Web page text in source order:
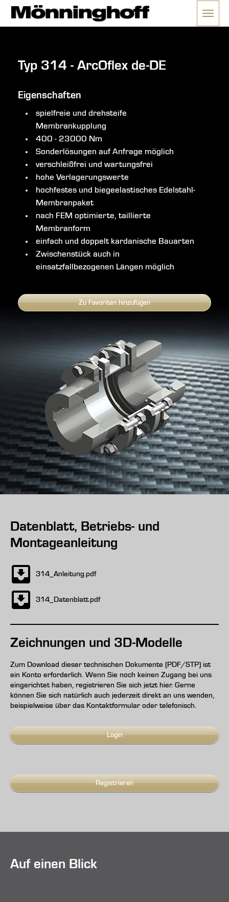
Menü
Typ 314 - ArcOflex de-DE
Eigenschaften
spielfreie und drehsteife
Membrankupplung
400 - 23000 Nm
Sonderlösungen auf Anfrage möglich
verschleißfrei und wartungsfrei
hohe Verlagerungswerte
hochfestes und biegeelastisches Edelstahl-
Membranpaket
nach FEM optimierte, taillierte
Membranform
einfach und doppelt kardanische Bauarten
Zwischenstück auch in
einsatzfallbezogenen Längen möglich
Zu Favoriten hinzufügen
Datenblatt, Betriebs- und
Montageanleitung
314_Anleitung.pdf
314_Datenblatt.pdf
Zeichnungen und 3D-Modelle
Zum Download dieser technischen Dokumente (PDF/STP) ist
ein Konto erforderlich. Wenn Sie noch keinen Zugang bei uns
eingerichtet haben, registrieren Sie sich jetzt hier. Gerne
können Sie sich natürlich auch jederzeit direkt an uns wenden,
beispielweise über das Kontaktformular oder telefonisch.
Login
Registrieren
Auf einen Blick